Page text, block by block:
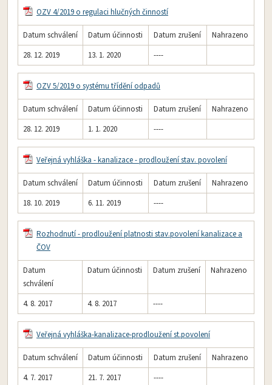
OZV 4/2019 o regulaci hlučných činností
Datum schválení Datum účinnosti Datum zrušení
Nahrazeno
28. 12. 2019
13. 1. 2020 ----
OZV 5/2019 o systému třídění odpadů
Datum schválení Datum účinnosti Datum zrušení
Nahrazeno
28. 12. 2019
1. 1. 2020 ----
Veřejná vyhláška - kanalizace - prodloužení stav. povolení
Datum schválení Datum účinnosti Datum zrušení
Nahrazeno
18. 10. 2019
6. 11. 2019 ----
Rozhodnutí - prodloužení platnosti stav.povolení kanalizace a
ČOV
Datum
schválení
Datum účinnosti Datum zrušení Nahrazeno
4. 8. 2017 4. 8. 2017 ----
Veřejná vyhláška-kanalizace-prodloužení st.povolení
Datum schválení Datum účinnosti Datum zrušení
Nahrazeno
4. 7. 2017
21. 7. 2017 ----